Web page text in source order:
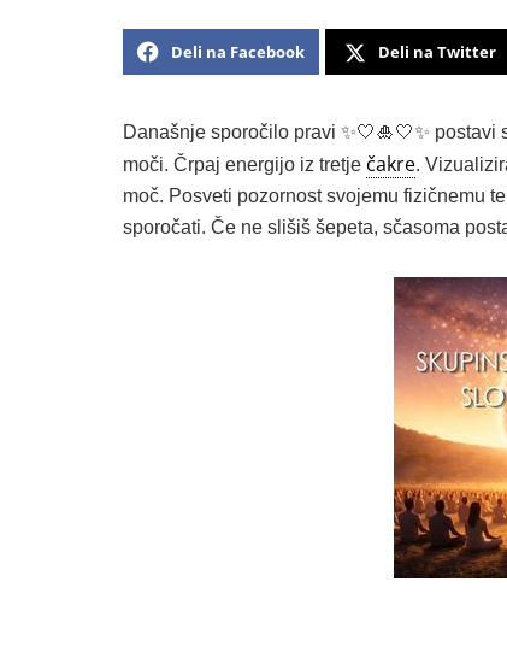
Deli na Facebook Deli na Twitter
Današnje sporočilo pravi ✨️🤍🎍🤍✨️
moči. Črpaj energijo iz tretje čakre.
moč. Posveti pozornost svojemu fizičnemu
sporočati. Če ne slišiš šepeta, sčasoma